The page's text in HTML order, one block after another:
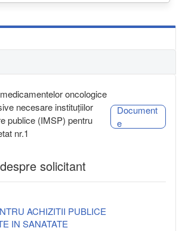
oncologice
necesare instituţiilor
publice (IMSP) pentru
nr.1
Document
e
solicitant
ACHIZITII PUBLICE
IN SANATATE